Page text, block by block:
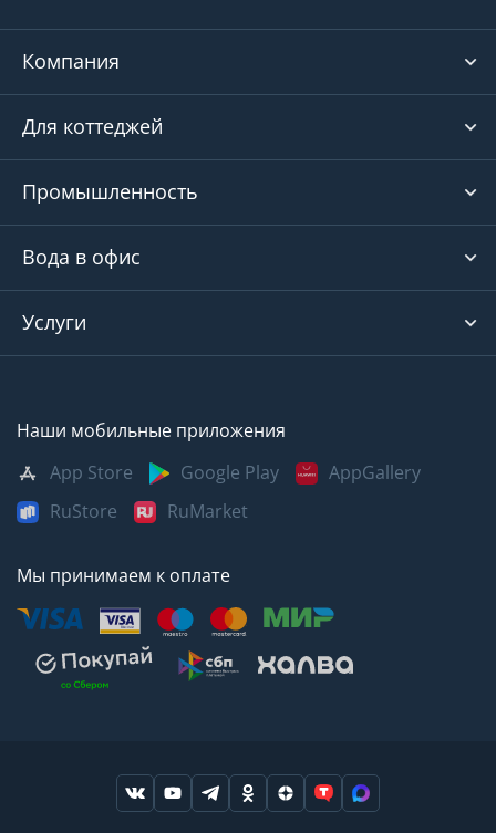
Компания
Для коттеджей
Промышленность
Вода в офис
Услуги
Наши мобильные приложения
App Store
Google Play
AppGallery
RuStore
RuMarket
Мы принимаем к оплате